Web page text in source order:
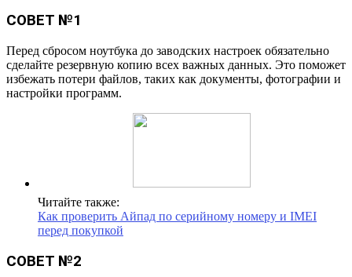
СОВЕТ №1
Перед сбросом ноутбука до заводских настроек обязательно
сделайте резервную копию всех важных данных. Это поможет
избежать потери файлов, таких как документы, фотографии и
настройки программ.
Читайте также:
Как проверить Айпад по серийному номеру и IMEI
перед покупкой
СОВЕТ №2